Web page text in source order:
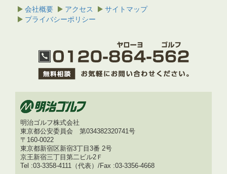
会社概要
アクセス
サイトマップ
プライバシーポリシー
明治ゴルフ株式会社
東京都公安委員会 第034382320741号
〒160-0022
東京都新宿区新宿3丁目3番 2号
京王新宿三丁目第二ビル2Ｆ
Tel :03-3358-4111（代表）/Fax :03-3356-4668